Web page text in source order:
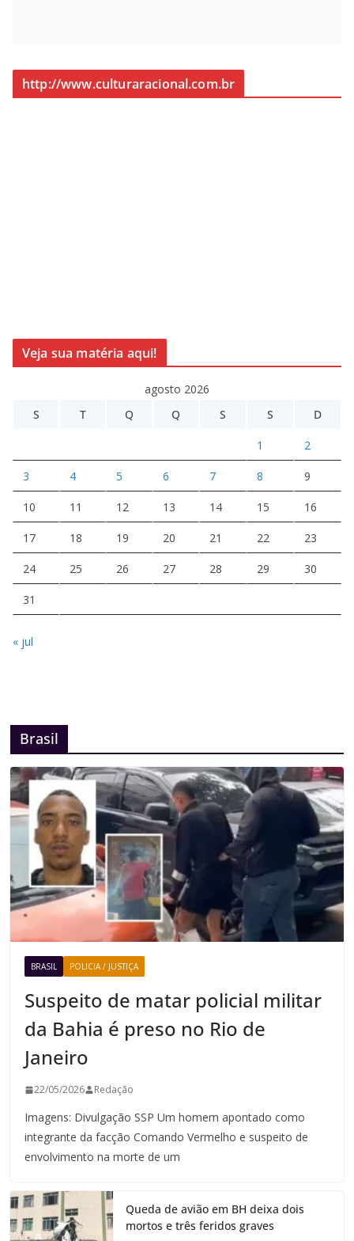
http://www.culturaracional.com.br
Veja sua matéria aqui!
agosto 2026
S
T Q Q S S D
1 2
3 4 5 6 7 8 9
10 11 12 13 14 15 16
17 18 19 20 21 22 23
24 25 26 27 28 29 30
31
« jul
Brasil
BRASIL POLICIA / JUSTIÇA
Suspeito de matar policial militar
da Bahia é preso no Rio de
Janeiro
22/05/2026 Redação
Imagens: Divulgação SSP Um homem apontado como
integrante da facção Comando Vermelho e suspeito de
envolvimento na morte de um
Queda de avião em BH deixa dois
mortos e três feridos graves